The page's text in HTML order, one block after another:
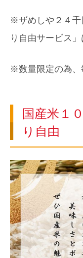
※ザめしや２４千
り自由サービス
※数量限定の為、
国産米１
り自由